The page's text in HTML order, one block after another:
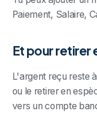
Paiement, Salaire,
Et pour retirer
L'argent reçu reste
ou le retirer en
vers un compte